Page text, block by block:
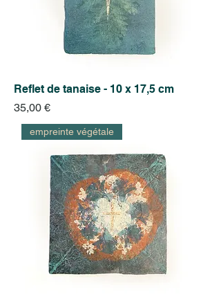
Reflet de tanaise - 10 x 17,5 cm
Prix
35,00 €
empreinte végétale